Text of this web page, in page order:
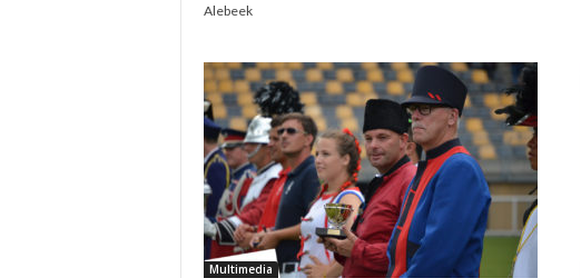
Alebeek
Multimedia